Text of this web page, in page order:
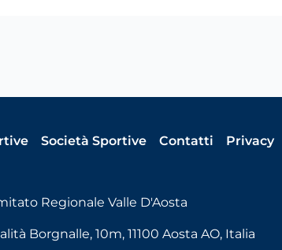
Società Sportive Contatti Privacy
Regionale Valle D'Aosta
Borgnalle, 10m, 11100 Aosta AO, Italia